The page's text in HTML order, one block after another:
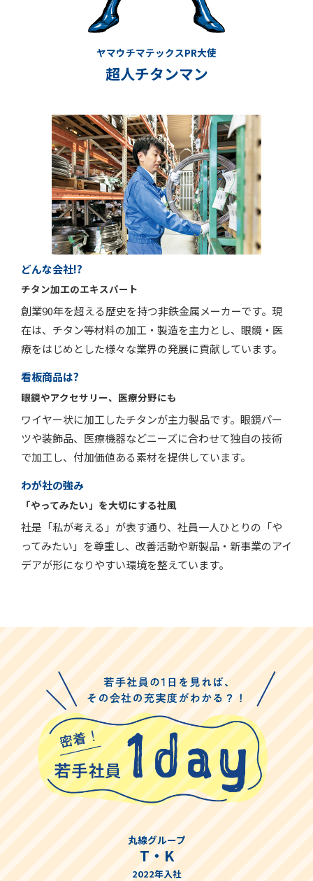
ヤマウチマテックスPR大使
超人チタンマン
どんな会社!?
チタン加工のエキスパート
創業90年を超える歴史を持つ非鉄金属メーカーです。現
在は、チタン等材料の加工・製造を主力とし、眼鏡・医
療をはじめとした様々な業界の発展に貢献しています。
看板商品は?
眼鏡やアクセサリー、医療分野にも
ワイヤー状に加工したチタンが主力製品です。眼鏡パー
ツや装飾品、医療機器などニーズに合わせて独自の技術
で加工し、付加価値ある素材を提供しています。
わが社の強み
「やってみたい」を大切にする社風
社是「私が考える」が表す通り、社員一人ひとりの「や
ってみたい」を尊重し、改善活動や新製品・新事業のアイ
デアが形になりやすい環境を整えています。
丸線グループ
T・K
2022年入社